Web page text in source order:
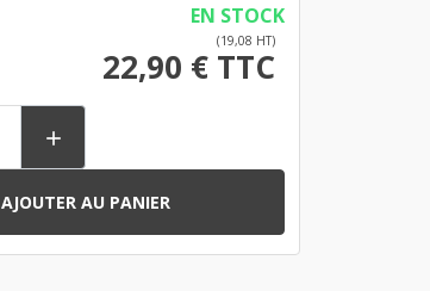
EN STOCK
(19,08 HT)
22,90 € TTC

AJOUTER AU PANIER